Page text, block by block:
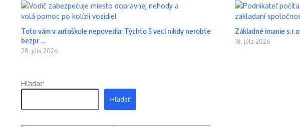
Toto vám v autoškole nepovedia: Týchto 5 vecí nikdy nerobte
bezpr ...
28. júla 2026
Základné imanie
18. júla 2026
Hľadať
Hľadať